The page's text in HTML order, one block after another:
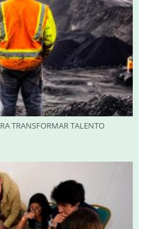
TRANSFORMAR TALENTO